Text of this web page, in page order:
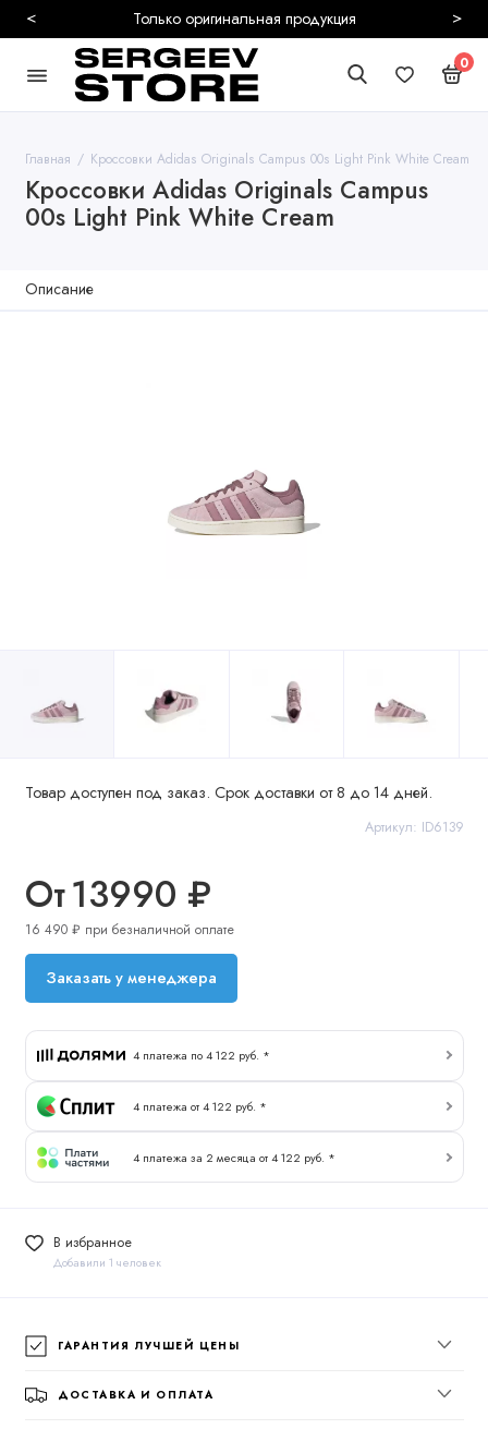
Безопасная и быстрая доставка
< >
0
Главная Кроссовки Adidas Originals Campus 00s Light Pink White Cream
Кроссовки Adidas Originals Campus
00s Light Pink White Cream
Описание
Товар доступен под заказ. Срок доставки от 8 до 14 дней.
Артикул: ID6139
От13990 ₽
16 490 ₽ при безналичной оплате
Заказать у менеджера
4 платежа по 4 122 руб. *
4 платежа от 4 122 руб. *
4 платежа за 2 месяца от 4 122 руб. *
В избранное
Добавили 1 человек
ГАРАНТИЯ ЛУЧШЕЙ ЦЕНЫ
ДОСТАВКА И ОПЛАТА